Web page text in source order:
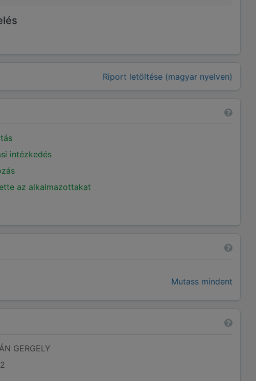
Riport letöltése (magyar nyelven)
intézkedés
az alkalmazottakat
Mutass mindent
GERGELY